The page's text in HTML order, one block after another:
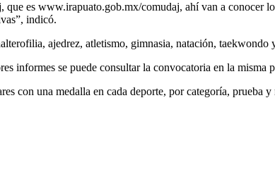
es www.irapuato.gob.mx/comudaj, ahí van a conocer
indicó.
ajedrez, atletismo, gimnasia, natación, taekwondo
informes se puede consultar la convocatoria en la misma
con una medalla en cada deporte, por categoría, prueba y